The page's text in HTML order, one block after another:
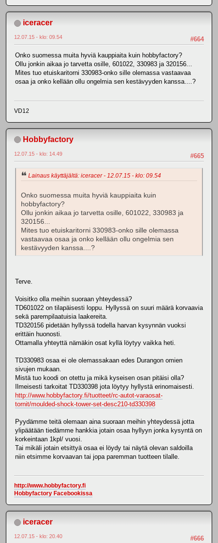
iceracer
#664
12.07.15 - klo: 09.54
Onko suomessa muita hyviä kauppiaita kuin hobbyfactory?
Ollu jonkin aikaa jo tarvetta osille, 601022, 330983 ja 320156...
Mites tuo etuiskaritorni 330983-onko sille olemassa vastaavaa
osaa ja onko kellään ollu ongelmia sen kestävyyden kanssa....?
VD12
Hobbyfactory
#665
12.07.15 - klo: 14.49
Lainaus käyttäjältä: iceracer - 12.07.15 - klo: 09.54
Onko suomessa muita hyviä kauppiaita kuin
hobbyfactory?
Ollu jonkin aikaa jo tarvetta osille, 601022, 330983 ja
320156...
Mites tuo etuiskaritorni 330983-onko sille olemassa
vastaavaa osaa ja onko kellään ollu ongelmia sen
kestävyyden kanssa....?
Terve.
Voisitko olla meihin suoraan yhteydessä?
TD601022 on tilapäisesti loppu. Hyllyssä on suuri määrä korvaavia
sekä parempilaatuisia laakereita.
TD320156 pidetään hyllyssä todella harvan kysynnän vuoksi
erittäin huonosti.
Ottamalla yhteyttä nämäkin osat kyllä löytyy vaikka heti.
TD330983 osaa ei ole olemassakaan edes Durangon omien
sivujen mukaan.
Mistä tuo koodi on otettu ja mikä kyseisen osan pitäisi olla?
Ilmeisesti tarkoitat TD330398 jota löytyy hyllystä erinomaisesti.
http://www.hobbyfactory.fi/tuotteet/rc-autot-varaosat-
tornit/moulded-shock-tower-set-desc210-td330398
Pyydämme teitä olemaan aina suoraan meihin yhteydessä jotta
ylipäätään tiedämme hankkia jotain osaa hyllyyn jonka kysyntä on
korkeintaan 1kpl/ vuosi.
Tai mikäli jotain etsittyä osaa ei löydy tai näytä olevan saldoilla
niin etsimme korvaavan tai jopa paremman tuotteen tilalle.
http://www.hobbyfactory.fi
Hobbyfactory Facebookissa
iceracer
#666
12.07.15 - klo: 20.40